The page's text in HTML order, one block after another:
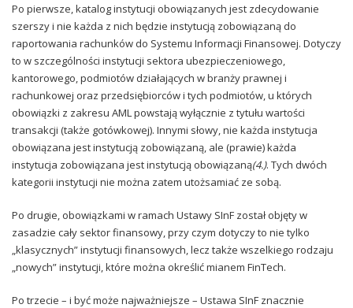
Po pierwsze, katalog instytucji obowiązanych jest zdecydowanie
szerszy i nie każda z nich będzie instytucją zobowiązaną do
raportowania rachunków do Systemu Informacji Finansowej. Dotyczy
to w szczególności instytucji sektora ubezpieczeniowego,
kantorowego, podmiotów działających w branży prawnej i
rachunkowej oraz przedsiębiorców i tych podmiotów, u których
obowiązki z zakresu AML powstają wyłącznie z tytułu wartości
transakcji (także gotówkowej). Innymi słowy, nie każda instytucja
obowiązana jest instytucją zobowiązaną, ale (prawie) każda
instytucja zobowiązana jest instytucją obowiązaną(4.). Tych dwóch
kategorii instytucji nie można zatem utożsamiać ze sobą.
Po drugie, obowiązkami w ramach Ustawy SInF został objęty w
zasadzie cały sektor finansowy, przy czym dotyczy to nie tylko
„klasycznych” instytucji finansowych, lecz także wszelkiego rodzaju
„nowych” instytucji, które można określić mianem FinTech.
Po trzecie – i być może najważniejsze – Ustawa SInF znacznie